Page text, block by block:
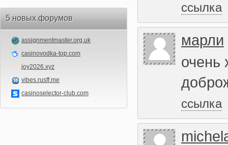
5 новых форумов
assignmentmaster.org.uk
casinovodka-top.com
joy2026.xyz
vibes.rusff.me
casinoselector-club.com
ссылка
марли
очень
ссылка